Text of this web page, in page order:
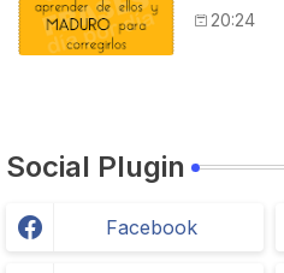
20:24
Social Plugin
Facebook